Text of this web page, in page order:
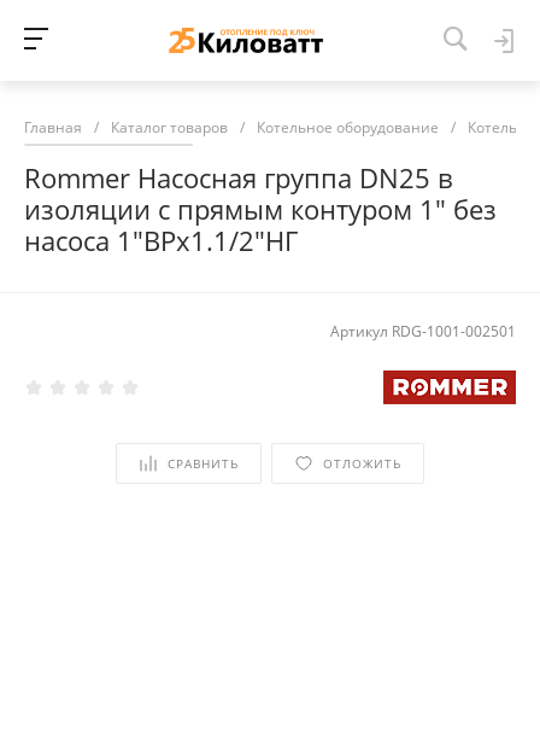
Главная / Каталог товаров / Котельное оборудование /
Rommer Насосная группа DN25 в
изоляции с прямым контуром 1" без
насоса 1"ВРх1.1/2"НГ
Артикул RDG-1001-002501
СРАВНИТЬ ОТЛОЖИТЬ